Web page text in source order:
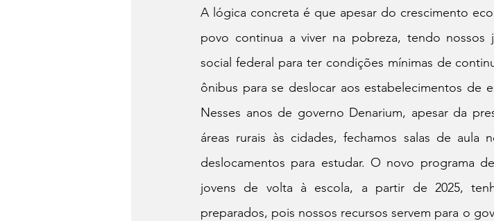
A lógica concreta é que apesar do crescimento
povo continua a viver na pobreza, tendo
social federal para ter condições mínimas de
ônibus para se deslocar aos estabelecimentos de
Nesses anos de governo Denarium, apesar da
áreas rurais às cidades, fechamos salas de
deslocamentos para estudar. O novo programa
jovens de volta à escola, a partir de 2025,
preparados, pois nossos recursos servem para o